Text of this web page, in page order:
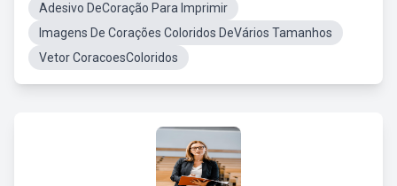
Adesivo DeCoração Para Imprimir
Imagens De Corações Coloridos DeVários Tamanhos
Vetor CoracoesColoridos